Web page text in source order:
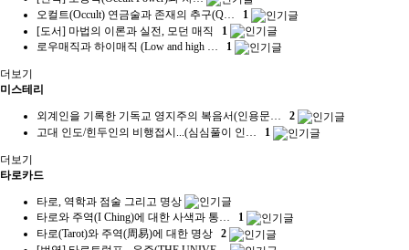
오컬트(Occult) 연금술과 존재의 추구(Q…
1
[도서] 마법의 이론과 실전, 모던 매직
1
로우매직과 하이매직 (Low and high …
1
더보기
미스테리
외계인을 기록한 기독교 영지주의 복음서(인용문…
2
고대 인도/힌두인의 비행접시...(심심풀이 인…
1
더보기
타로카드
타로, 역학과 점술 그리고 명상
타로와 주역(I Ching)에 대한 사색과 통…
1
타로(Tarot)와 주역(周易)에 대한 명상
2